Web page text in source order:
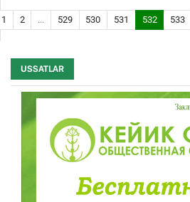
1 2 ... 529 530 531 532 533
USSATLAR